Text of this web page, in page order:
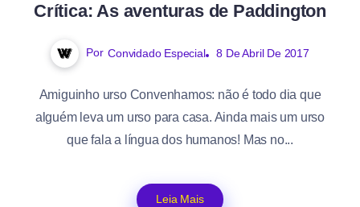
Crítica: As aventuras de Paddington
Por Convidado Especial 8 De Abril De 2017
Amiguinho urso Convenhamos: não é todo dia que
alguém leva um urso para casa. Ainda mais um urso
que fala a língua dos humanos! Mas no...
Leia Mais